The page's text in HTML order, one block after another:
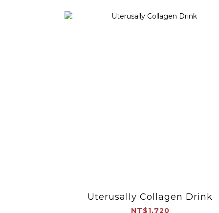
Uterusally Collagen Drink
NT$1,720